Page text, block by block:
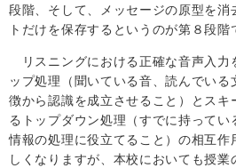
段階、そして、メッセージの原型を消
トだけを保存するというのが第８段階
リスニングにおける正確な音声入力
ップ処理（聞いている音、読んでい
徴から認識を成立させること）とスキ
るトップダウン処理（すでに持って
情報の処理に役立てること）の相互作
しくなりますが、本校においても授